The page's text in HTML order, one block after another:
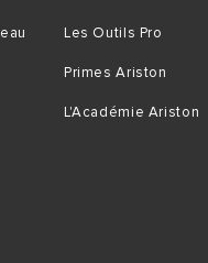
Les Outils Pro
Primes Ariston
L'Académie Ariston